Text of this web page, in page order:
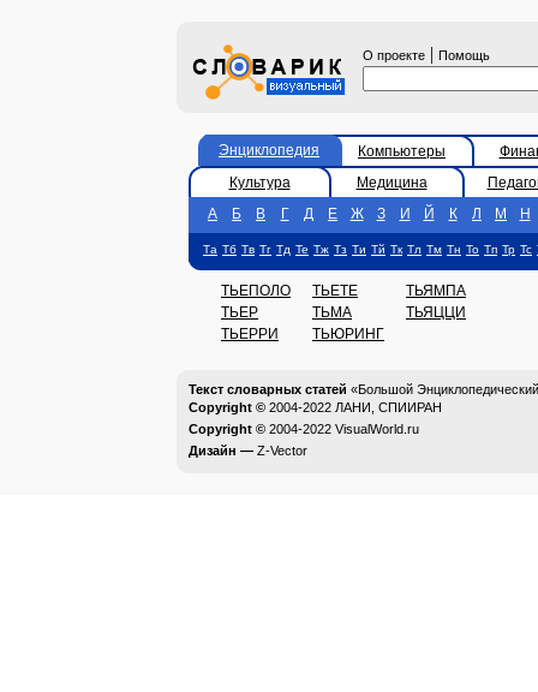
О проекте | Помощь
Энциклопедия Компьютеры
Культура
Медицина
А
Б В Г Д Е Ж З И Й К Л М Н
Та Тб Тв Тг Тд Те Тж Тз Ти Тй Тк Тл Тм Тн То Тп Тр Тс
ТЬЕПОЛО
ТЬЕР
ТЬЕРРИ
ТЬЕТЕ
ТЬМА
ТЬЮРИНГ
ТЬЯМПА
ТЬЯЦЦИ
Текст словарных статей «Большой
Copyright © 2004-2022 ЛАНИ, СПИИРАН
Copyright © 2004-2022 VisualWorld.ru
Дизайн — Z-Vector